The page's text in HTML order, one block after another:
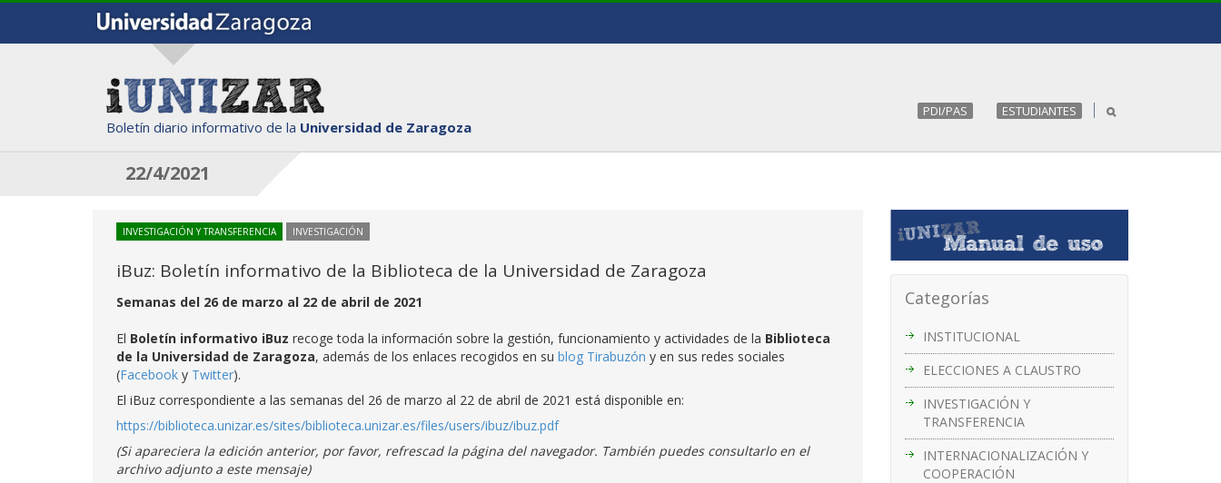
Boletín diario informativo de la Universidad de Zaragoza
PDI/PAS ESTUDIANTES
22/4/2021
Categorías
INSTITUCIONAL
ELECCIONES A CLAUSTRO
INVESTIGACIÓN Y
TRANSFERENCIA
INTERNACIONALIZACIÓN Y
COOPERACIÓN
INVESTIGACIÓN Y TRANSFERENCIA INVESTIGACIÓN
iBuz: Boletín informativo de la Biblioteca de la Universidad de Zaragoza
Semanas del 26 de marzo al 22 de abril de 2021
El Boletín informativo iBuz recoge toda la información sobre la gestión, funcionamiento y actividades de la Biblioteca
de la Universidad de Zaragoza, además de los enlaces recogidos en su blog Tirabuzón y en sus redes sociales
(Facebook y Twitter).
El iBuz correspondiente a las semanas del 26 de marzo al 22 de abril de 2021 está disponible en:
https://biblioteca.unizar.es/sites/biblioteca.unizar.es/files/users/ibuz/ibuz.pdf
(Si apareciera la edición anterior, por favor, refrescad la página del navegador. También puedes consultarlo en el
archivo adjunto a este mensaje)